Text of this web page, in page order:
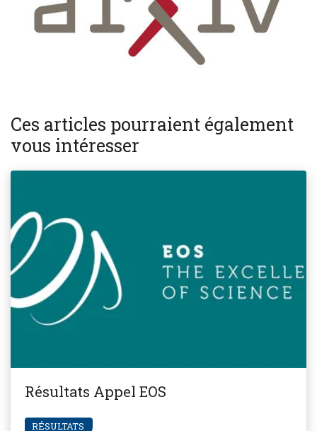
Ces articles pourraient également
vous intéresser
Résultats Appel EOS
RÉSULTATS